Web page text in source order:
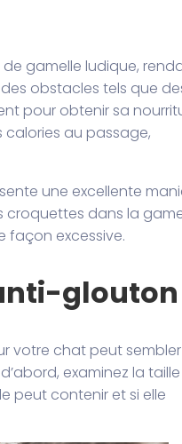
gamelle ludique,
obstacles tels que
pour obtenir sa
calories au passage,
une excellente
croquettes dans la
façon excessive.
glouton
votre chat peut sembler
examinez la
peut contenir et si elle